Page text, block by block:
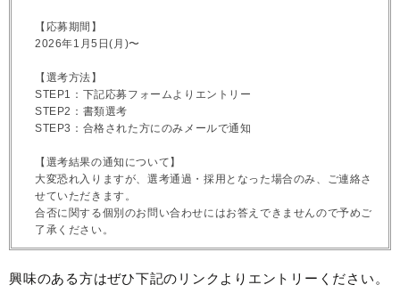
【応募期間】
2026年1月5日(月)〜
【選考方法】
STEP1：下記応募フォームよりエントリー
STEP2：書類選考
STEP3：合格された方にのみメールで通知
【選考結果の通知について】
大変恐れ入りますが、選考通過・採用となった場合のみ、ご連絡さ
せていただきます。
合否に関する個別のお問い合わせにはお答えできませんので予めご
了承ください。
興味のある方はぜひ下記のリンクよりエントリーください。